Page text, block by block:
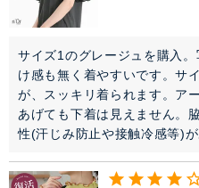
サイズ1のグレージュを購入
け感も無く着やすいです。サ
が、スッキリ着られます。ア
あげても下着は見えません。
性(汗じみ防止や接触冷感等)